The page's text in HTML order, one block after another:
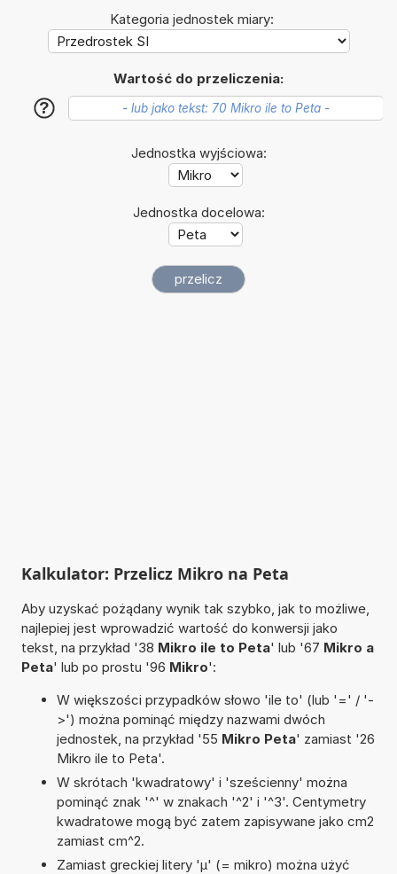
Kategoria jednostek miary:
Wartość do przeliczenia:
?
Jednostka wyjściowa:
Jednostka docelowa:
Kalkulator: Przelicz Mikro na Peta
Aby uzyskać pożądany wynik tak szybko, jak to możliwe,
najlepiej jest wprowadzić wartość do konwersji jako
tekst, na przykład '38 Mikro ile to Peta' lub '67 Mikro a
Peta' lub po prostu '96 Mikro':
W większości przypadków słowo 'ile to' (lub '=' / '-
>') można pominąć między nazwami dwóch
jednostek, na przykład '55 Mikro Peta' zamiast '26
Mikro ile to Peta'.
W skrótach 'kwadratowy' i 'sześcienny' można
pominąć znak '^' w znakach '^2' i '^3'. Centymetry
kwadratowe mogą być zatem zapisywane jako cm2
zamiast cm^2.
Zamiast greckiej litery 'µ' (= mikro) można użyć